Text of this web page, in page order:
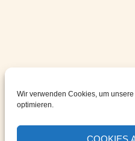
Wir verwenden Cookies, um
optimieren.
COOKIES